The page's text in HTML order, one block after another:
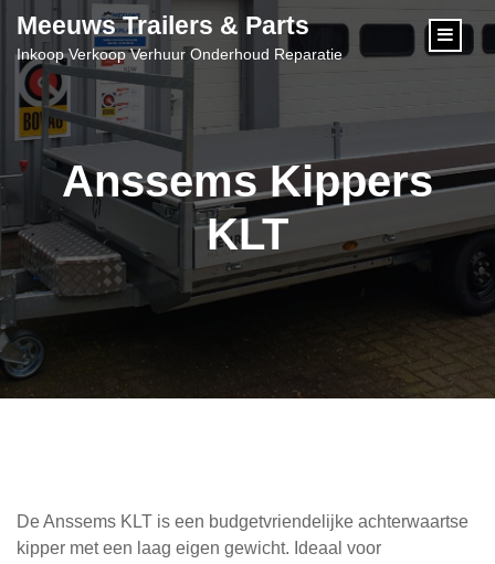
content
Meeuws Trailers & Parts
Inkoop Verkoop Verhuur Onderhoud Reparatie
Anssems Kippers
KLT
De Anssems KLT is een budgetvriendelijke achterwaartse
kipper met een laag eigen gewicht. Ideaal voor